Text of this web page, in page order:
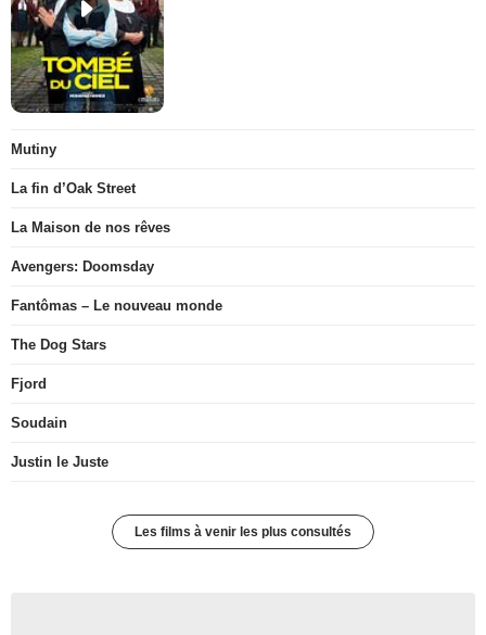
Mutiny
La fin d’Oak Street
La Maison de nos rêves
Avengers: Doomsday
Fantômas – Le nouveau monde
The Dog Stars
Fjord
Soudain
Justin le Juste
Les films à venir les plus consultés